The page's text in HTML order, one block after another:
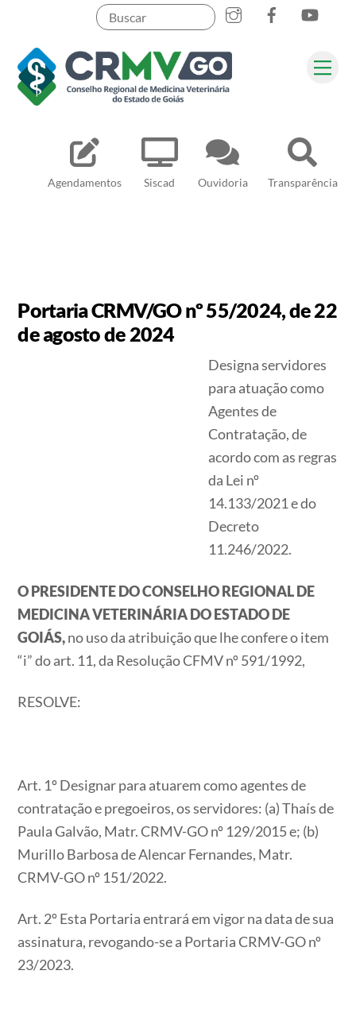
content
Agendamentos Siscad Ouvidoria Transparência
Pesquisar
Portaria CRMV/GO nº 55/2024, de 22
de agosto de 2024
Designa servidores
para atuação como
Agentes de
Contratação, de
acordo com as regras
da Lei nº
14.133/2021 e do
Decreto
11.246/2022.
O PRESIDENTE DO CONSELHO REGIONAL DE
MEDICINA VETERINÁRIA DO ESTADO DE
GOIÁS,no uso da atribuição que lhe confere o item
“i” do art. 11, da Resolução CFMV nº 591/1992,
RESOLVE:
Art. 1º Designar para atuarem como agentes de
contratação e pregoeiros, os servidores: (a) Thaís de
Paula Galvão, Matr. CRMV-GO nº 129/2015 e; (b)
Murillo Barbosa de Alencar Fernandes, Matr.
CRMV-GO nº 151/2022.
Art. 2º Esta Portaria entrará em vigor na data de sua
assinatura, revogando-se a Portaria CRMV-GO nº
23/2023.